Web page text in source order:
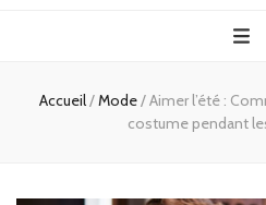
Accueil/Mode/Aimer l’été :
costume pendant